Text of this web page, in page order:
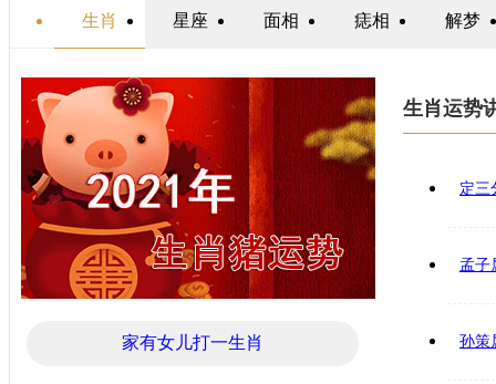
生肖 星座 面相 痣相 解梦
家有女儿打一生肖
生肖运势
定三
孟子
孙策